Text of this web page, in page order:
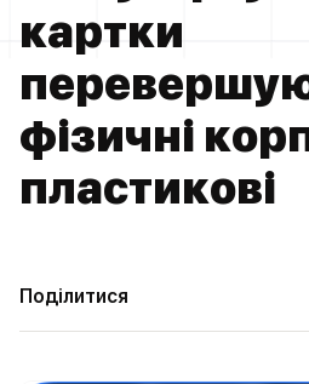
картки
фізичні
пластикові
Поділитися